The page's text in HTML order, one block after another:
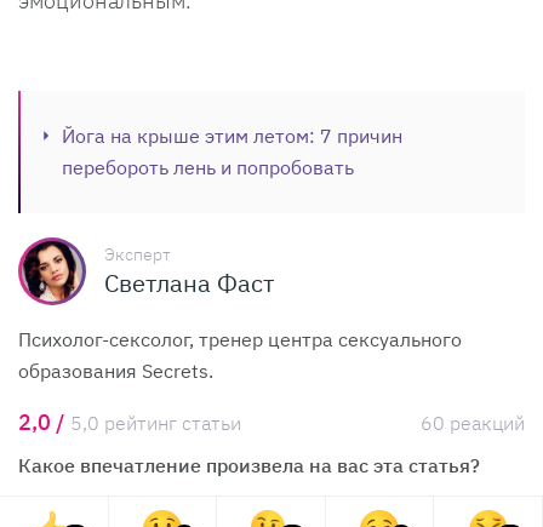
Йога на крыше этим летом: 7 причин
перебороть лень и попробовать
Эксперт
Светлана Фаст
Психолог-сексолог, тренер центра сексуального
образования Secrets.
2,0 / 5,0 рейтинг статьи
60 реакций
Какое впечатление произвела на вас эта статья?